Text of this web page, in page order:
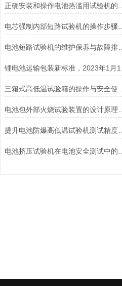
电池短路试验机的维护保养与故障排除技巧分享
提升电池防爆高低温试验机测试精度的技巧